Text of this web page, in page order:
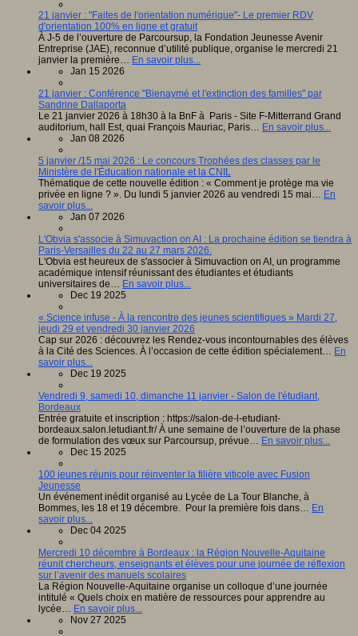
21 janvier : "Faites de l'orientation numérique"- Le premier RDV
d'orientation 100% en ligne et gratuit
À J-5 de l’ouverture de Parcoursup, la Fondation Jeunesse Avenir
Entreprise (JAE), reconnue d’utilité publique, organise le mercredi 21
janvier la première… En savoir plus...
Jan 15 2026
21 janvier : Conférence "Bienaymé et l'extinction des familles" par
Sandrine Dallaporta
Le 21 janvier 2026 à 18h30 à la BnF à Paris - Site F-Mitterrand Grand
auditorium, hall Est, quai François Mauriac, Paris… En savoir plus...
Jan 08 2026
5 janvier /15 mai 2026 : Le concours Trophées des classes par le
Ministère de l'Éducation nationale et la CNIL
Thématique de cette nouvelle édition : « Comment je protège ma vie
privée en ligne ? ». Du lundi 5 janvier 2026 au vendredi 15 mai… En
savoir plus...
Jan 07 2026
L'Obvia s'associe à Simuvaction on AI : La prochaine édition se tiendra à
Paris-Versailles du 22 au 27 mars 2026.
L'Obvia est heureux de s'associer à Simuvaction on AI, un programme
académique intensif réunissant des étudiantes et étudiants
universitaires de… En savoir plus...
Dec 19 2025
« Science infuse - À la rencontre des jeunes scientifiques » Mardi 27,
jeudi 29 et vendredi 30 janvier 2026
Cap sur 2026 : découvrez les Rendez-vous incontournables des élèves
à la Cité des Sciences. À l’occasion de cette édition spécialement… En
savoir plus...
Dec 19 2025
Vendredi 9, samedi 10, dimanche 11 janvier - Salon de l'étudiant,
Bordeaux
Entrée gratuite et inscription : https://salon-de-l-etudiant-
bordeaux.salon.letudiant.fr/ À une semaine de l’ouverture de la phase
de formulation des vœux sur Parcoursup, prévue… En savoir plus...
Dec 15 2025
100 jeunes réunis pour réinventer la filière viticole avec Fusion
Jeunesse
Un événement inédit organisé au Lycée de La Tour Blanche, à
Bommes, les 18 et 19 décembre. Pour la première fois dans… En
savoir plus...
Dec 04 2025
Mercredi 10 décembre à Bordeaux : la Région Nouvelle-Aquitaine
réunit chercheurs, enseignants et élèves pour une journée de réflexion
sur l’avenir des manuels scolaires
La Région Nouvelle-Aquitaine organise un colloque d’une journée
intitulé « Quels choix en matière de ressources pour apprendre au
lycée… En savoir plus...
Nov 27 2025